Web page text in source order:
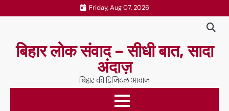
to
Friday, Aug 07, 2026
बिहार लोक संवाद – सीधी बात, सादा
अंदाज़
बिहार की डिजिटल आवाज़